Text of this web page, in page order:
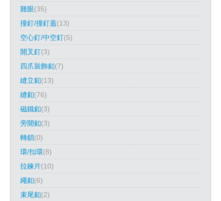
雞眼(35)
撞釘/撞釘蓋(13)
空心釘/中空釘(5)
開叉釘(3)
四爪裝飾釦(7)
縫立釦(13)
縫釦(76)
磁鐵釦(3)
旁開釦(3)
轉鎖(0)
環/扣環(8)
拉鍊片(10)
繩釦(6)
束尾釦(2)